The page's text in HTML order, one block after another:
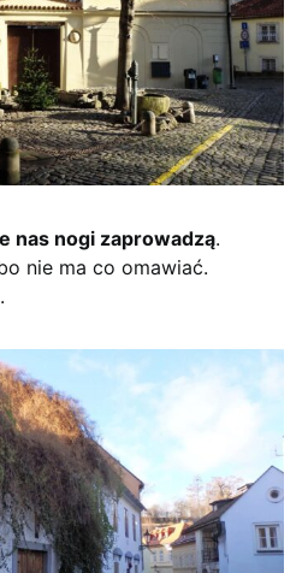
nas nogi zaprowadzą.
nie ma co omawiać.